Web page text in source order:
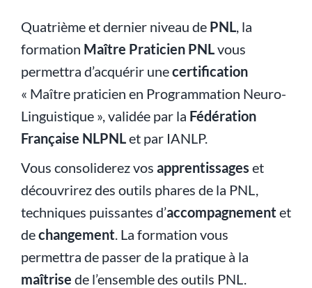
Quatrième et dernier niveau de PNL, la
formation Maître Praticien PNLvous
permettra d’acquérir unecertification
« Maître praticien en Programmation Neuro-
Linguistique », validée par la Fédération
Française NLPNLet par IANLP.
Vous consoliderez vos apprentissages et
découvrirez des outils phares de la PNL,
techniques puissantes d’accompagnement et
dechangement. La formation vous
permettra de passer de la pratique à la
maîtrise de l’ensemble des outils PNL.